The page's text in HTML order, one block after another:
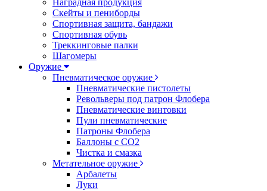
Наградная продукция
Скейты и пениборды
Спортивная защита, бандажи
Спортивная обувь
Треккинговые палки
Шагомеры
Оружие
Пневматическое оружие
Пневматические пистолеты
Револьверы под патрон Флобера
Пневматические винтовки
Пули пневматические
Патроны Флобера
Баллоны с CO2
Чистка и смазка
Метательное оружие
Арбалеты
Луки